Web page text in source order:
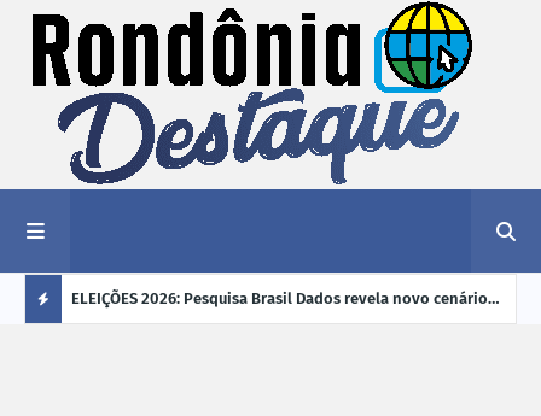
a mais ELEIÇÕES 2026: Pesquisa Brasil Dados revela novo cenário